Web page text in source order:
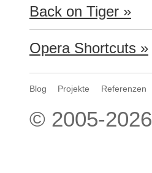
Back on Tiger »
Opera Shortcuts »
Blog Projekte Referenzen
© 2005-2026